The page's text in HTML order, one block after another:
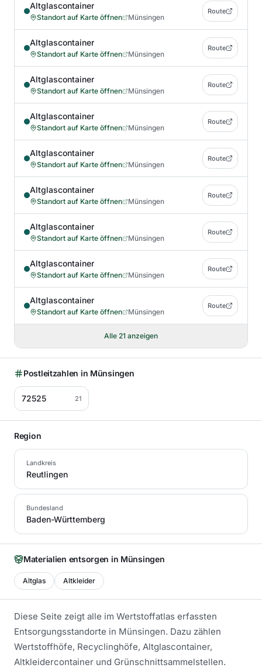
Altglascontainer
Standort auf Karte öffnen Münsingen
Route
Altglascontainer
Standort auf Karte öffnen Münsingen
Route
Altglascontainer
Standort auf Karte öffnen Münsingen
Route
Altglascontainer
Standort auf Karte öffnen Münsingen
Route
Altglascontainer
Standort auf Karte öffnen Münsingen
Route
Altglascontainer
Standort auf Karte öffnen Münsingen
Route
Altglascontainer
Standort auf Karte öffnen Münsingen
Route
Altglascontainer
Standort auf Karte öffnen Münsingen
Route
Altglascontainer
Standort auf Karte öffnen Münsingen
Route
Alle 21 anzeigen
Postleitzahlen in Münsingen
72525 21
Region
Landkreis
Reutlingen
Bundesland
Baden-Württemberg
Materialien entsorgen in Münsingen
Altglas Altkleider
Diese Seite zeigt alle im Wertstoffatlas erfassten
Entsorgungsstandorte in Münsingen. Dazu zählen
Wertstoffhöfe, Recyclinghöfe, Altglascontainer,
Altkleidercontainer und Grünschnittsammelstellen.